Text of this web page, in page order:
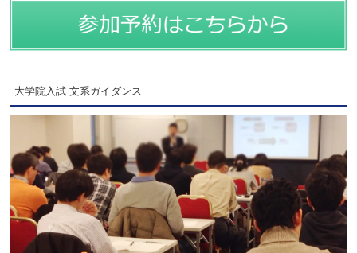
大学院入試 文系ガイダンス